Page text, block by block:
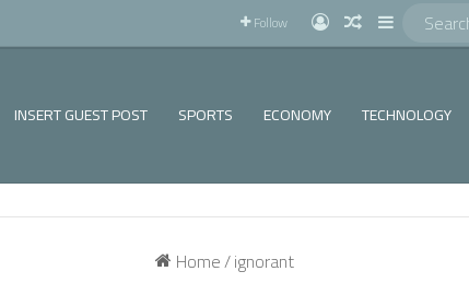
Follow Log InRandom
Sidebar
INSERT GUEST POST SPORTS ECONOMY TECHNOLOGY
Home/ignorant